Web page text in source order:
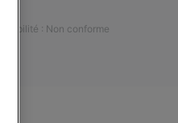
: Non conforme